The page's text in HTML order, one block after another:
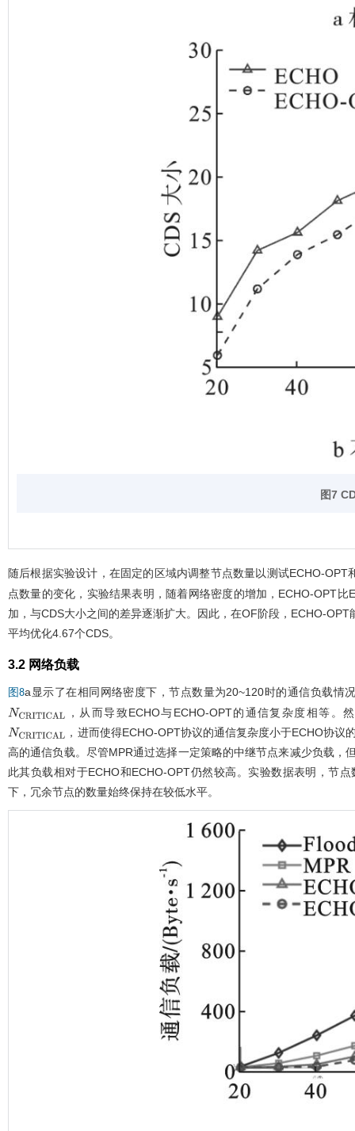
图7
随后根据实验设计，在固定的区域内调整节点数量以测试ECHO-
点数量的变化，实验结果表明，随着网络密度的增加，ECHO-OPT
加，与CDS大小之间的差异逐渐扩大。因此，在OF阶段，ECHO-
平均优化4.67个CDS。
3.2 网络负载
图8a显示了在相同网络密度下，节点数量为20~120时的通信负载情
NCRITICAL ，从而导致ECHO与ECHO-OPT的通信复杂度相等
NCRITICAL ，进而使得ECHO-OPT协议的通信复杂度小于ECHO协
高的通信负载。尽管MPR通过选择一定策略的中继节点来减少负载
此其负载相对于ECHO和ECHO-OPT仍然较高。实验数据表明，节
下，冗余节点的数量始终保持在较低水平。